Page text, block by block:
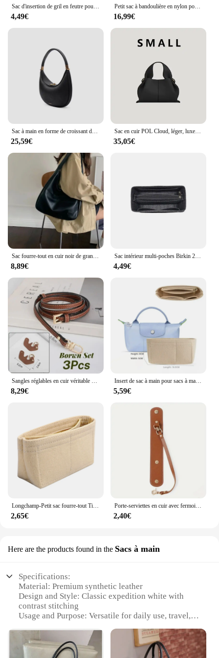
Sac d'insertion de gril en feutre pour Longchamp Enegry, mini sac à poignée supérieure XS, sac de maquillage, sac de voyage, Innerg
4,49€
Petit sac à bandoulière en nylon pour femme, sac à main perfectionné, sac à bandoulière pour femme, poche étudiante, mode
16,99€
Sac à main en forme de croissant de luxe pour femme, sac à main en cuir, sac à main sous les bras, sac à main de créateur, série lune enrichie, sac hobo, sac à main à la mode, sac à main ouvert polyvalent, nouveau
25,59€
Sac en cuir POL Cloud, léger, luxe français, LiterECHpling, européen et américain, rétro, haut de gamme, portable, boîte à lunch, aisselle
35,05€
8,89€
Sac intérieur multi-poches Birkin 25/30/35, sac de rangement, sac à main en feutre, doublure d'insertion
4,49€
8,29€
Insert de sac à main pour sacs à main, sac en feutre, fourre-tout et sac à main, compatible avec Longchamp
5,59€
2,65€
Porte-serviettes en cuir avec fermoir pour femme, sangle isotholder vintage, sac à main, chapeau, camping en plein air
2,40€
Here are the products found in the Sacs à main
Specifications:
Material: Premium synthetic leather
Design and Style: Classic expedition white with
contrast stitching
Usage and Purpose: Versatile for daily use, travel,
Typical Adaptive Scenario: Ideal for urban settings,
vacations, and hiking trips
Shape or Size or Weight or Quantity: Spacious with